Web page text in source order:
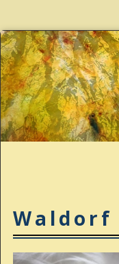
Waldorf